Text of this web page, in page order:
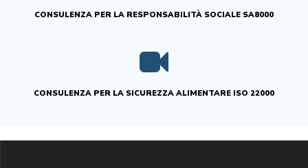
CONSULENZA PER LA RESPONSABILITÀ SOCIALE SA8000
CONSULENZA PER LA SICUREZZA ALIMENTARE ISO 22000